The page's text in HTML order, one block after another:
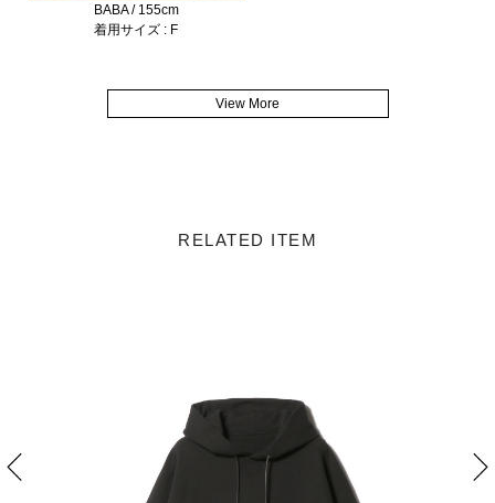
BABA / 155cm
着用サイズ : F
View More
RELATED ITEM